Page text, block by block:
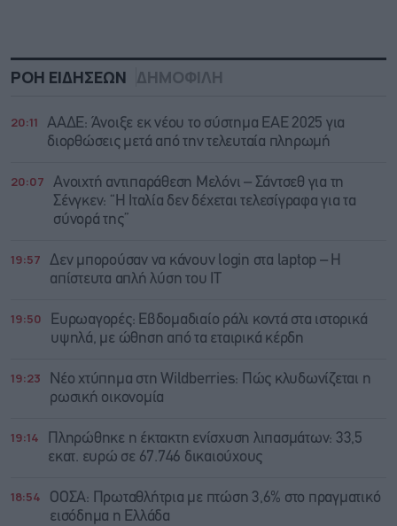
ΡΟΗ ΕΙΔΗΣΕΩΝ ΔΗΜΟΦΙΛΗ
20:11
ΑΑΔΕ: Άνοιξε εκ νέου το σύστημα ΕΑΕ 2025 για
διορθώσεις μετά από την τελευταία πληρωμή
20:07
Ανοιχτή αντιπαράθεση Μελόνι – Σάντσεθ για τη
Σένγκεν: “Η Ιταλία δεν δέχεται τελεσίγραφα για τα
σύνορά της”
19:57
Δεν μπορούσαν να κάνουν login στα laptop – Η
απίστευτα απλή λύση του IT
19:50
Ευρωαγορές: Εβδομαδιαίο ράλι κοντά στα ιστορικά
υψηλά, με ώθηση από τα εταιρικά κέρδη
19:23
Νέο χτύπημα στη Wildberries: Πώς κλυδωνίζεται η
ρωσική οικονομία
19:14
Πληρώθηκε η έκτακτη ενίσχυση λιπασμάτων: 33,5
εκατ. ευρώ σε 67.746 δικαιούχους
18:54
ΟΟΣΑ: Πρωταθλήτρια με πτώση 3,6% στο πραγματικό
εισόδημα η Ελλάδα